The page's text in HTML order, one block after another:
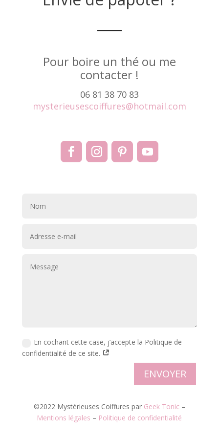
Pour boire un thé ou me
contacter !
06 81 38 70 83
mysterieusescoiffures@hotmail.com
En cochant cette case, j’accepte la Politique de
confidentialité de ce site.
ENVOYER
©2022 Mystérieuses Coiffures par Geek Tonic –
Mentions légales – Politique de confidentialité